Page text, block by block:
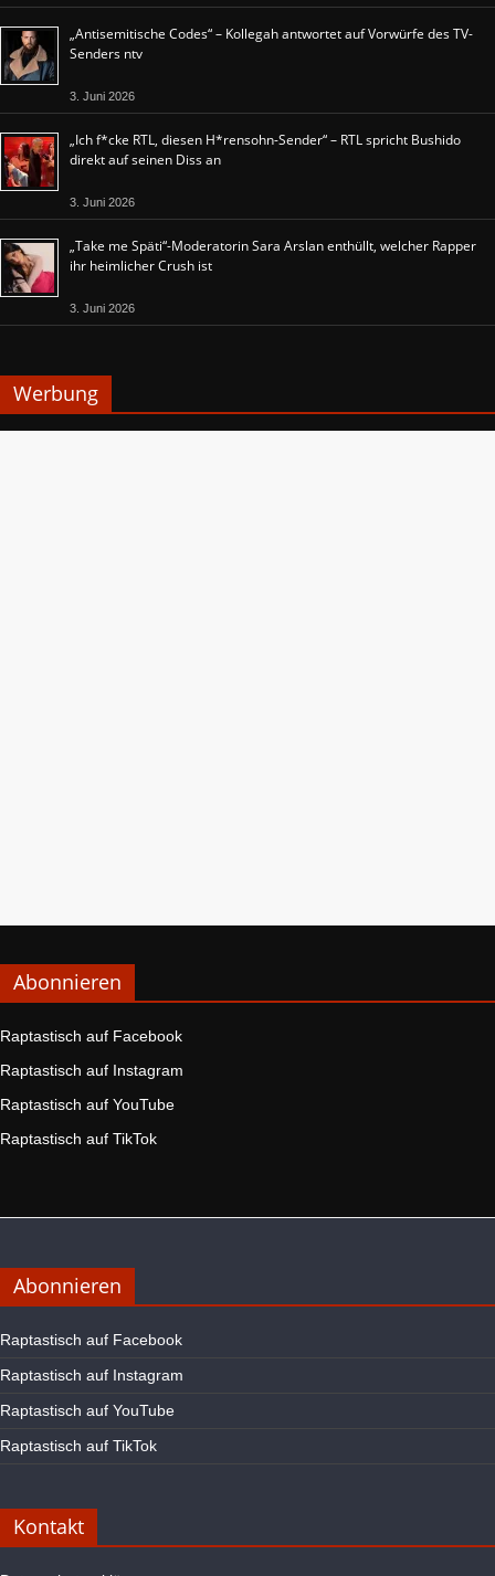
„Antisemitische Codes“ – Kollegah antwortet auf Vorwürfe des TV-
Senders ntv
3. Juni 2026
„Ich f*cke RTL, diesen H*rensohn-Sender“ – RTL spricht Bushido
direkt auf seinen Diss an
3. Juni 2026
„Take me Späti“-Moderatorin Sara Arslan enthüllt, welcher Rapper
ihr heimlicher Crush ist
3. Juni 2026
Werbung
Abonnieren
Raptastisch auf Facebook
Raptastisch auf Instagram
Raptastisch auf YouTube
Raptastisch auf TikTok
Abonnieren
Raptastisch auf Facebook
Raptastisch auf Instagram
Raptastisch auf YouTube
Raptastisch auf TikTok
Kontakt